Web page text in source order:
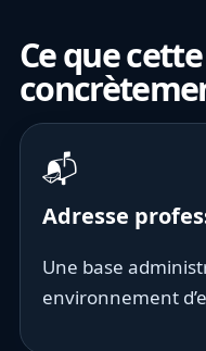
Ce que
📬
Adresse
Une base
environnement